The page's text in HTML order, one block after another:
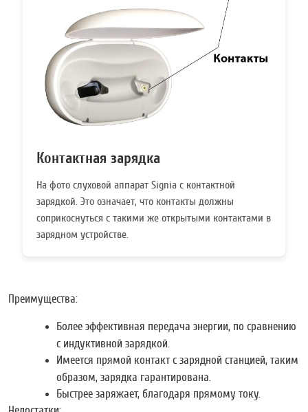
Контактная зарядка
На фото слуховой аппарат Signia с контактной
зарядкой. Это означает, что контакты должны
соприкоснуться с такими же открытыми контактами в
зарядном устройстве.
Преимущества:
Более эффективная передача энергии, по сравнению
с индуктивной зарядкой.
Имеется прямой контакт с зарядной станцией, таким
образом, зарядка гарантирована.
Быстрее заряжает, благодаря прямому току.